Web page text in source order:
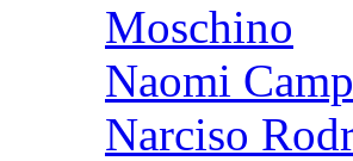
Moschino
Naomi
Narciso